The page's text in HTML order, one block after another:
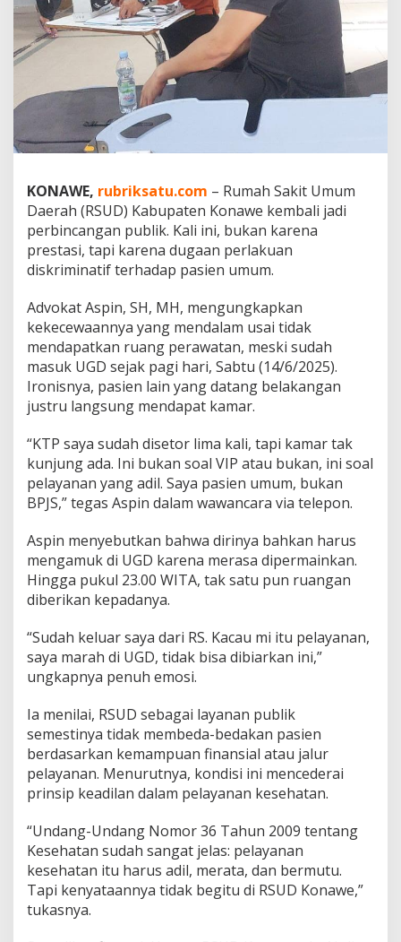
g
P
i
h
d
i
R
S
D
K
o
n
a
w
,
P
a
s
i
e
U
u
m
T
r
i
n
g
i
,
V
I
i
u
t
a
m
a
a
n
?
KONAWE, rubriksatu.com – Rumah Sakit Umum
Daerah (RSUD) Kabupaten Konawe kembali jadi
perbincangan publik. Kali ini, bukan karena
prestasi, tapi karena dugaan perlakuan
diskriminatif terhadap pasien umum.
Advokat Aspin, SH, MH, mengungkapkan
kekecewaannya yang mendalam usai tidak
mendapatkan ruang perawatan, meski sudah
masuk UGD sejak pagi hari, Sabtu (14/6/2025).
Ironisnya, pasien lain yang datang belakangan
justru langsung mendapat kamar.
“KTP saya sudah disetor lima kali, tapi kamar tak
kunjung ada. Ini bukan soal VIP atau bukan, ini soal
pelayanan yang adil. Saya pasien umum, bukan
BPJS,” tegas Aspin dalam wawancara via telepon.
Aspin menyebutkan bahwa dirinya bahkan harus
mengamuk di UGD karena merasa dipermainkan.
Hingga pukul 23.00 WITA, tak satu pun ruangan
diberikan kepadanya.
“Sudah keluar saya dari RS. Kacau mi itu pelayanan,
saya marah di UGD, tidak bisa dibiarkan ini,”
ungkapnya penuh emosi.
Ia menilai, RSUD sebagai layanan publik
semestinya tidak membeda-bedakan pasien
berdasarkan kemampuan finansial atau jalur
pelayanan. Menurutnya, kondisi ini mencederai
prinsip keadilan dalam pelayanan kesehatan.
“Undang-Undang Nomor 36 Tahun 2009 tentang
Kesehatan sudah sangat jelas: pelayanan
kesehatan itu harus adil, merata, dan bermutu.
Tapi kenyataannya tidak begitu di RSUD Konawe,”
tukasnya.